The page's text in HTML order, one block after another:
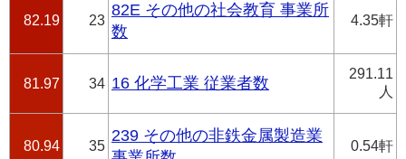
82.19 23
82E その他の社会教育 事業所
数
4.35軒
81.97 34 16 化学工業 従業者数
291.11
人
80.94 35
239 その他の非鉄金属製造業
0.54軒